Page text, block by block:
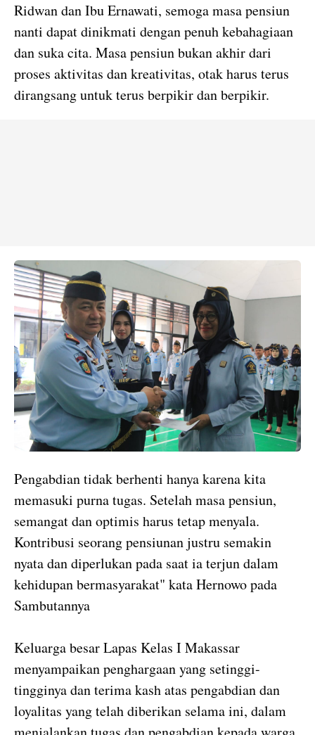
Ridwan dan Ibu Ernawati, semoga masa pensiun
nanti dapat dinikmati dengan penuh kebahagiaan
dan suka cita. Masa pensiun bukan akhir dari
proses aktivitas dan kreativitas, otak harus terus
dirangsang untuk terus berpikir dan berpikir.
Pengabdian tidak berhenti hanya karena kita
memasuki purna tugas. Setelah masa pensiun,
semangat dan optimis harus tetap menyala.
Kontribusi seorang pensiunan justru semakin
nyata dan diperlukan pada saat ia terjun dalam
kehidupan bermasyarakat" kata Hernowo pada
Sambutannya
Keluarga besar Lapas Kelas I Makassar
menyampaikan penghargaan yang setinggi-
tingginya dan terima kash atas pengabdian dan
loyalitas yang telah diberikan selama ini, dalam